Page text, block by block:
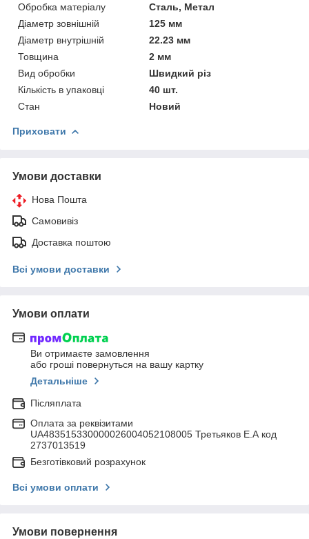
Обробка матеріалу
Сталь, Метал
Діаметр зовнішній
125 мм
Діаметр внутрішній
22.23 мм
Товщина
2 мм
Вид обробки
Швидкий різ
Кількість в упаковці
40 шт.
Стан
Новий
Приховати
Умови доставки
Нова Пошта
Самовивіз
Доставка поштою
Всі умови доставки
Умови оплати
Ви отримаєте замовлення
або гроші повернуться на вашу картку
Детальніше
Післяплата
Оплата за реквізитами
UA483515330000026004052108005 Третьяков Е.А код
2737013519
Безготівковий розрахунок
Всі умови оплати
Умови повернення